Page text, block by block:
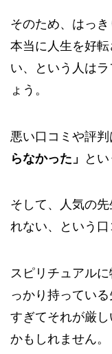
そのため、はっ
本当に人生を好
い、という人は
ょう。
悪い口コミや評判
らなかった」
と
そして、人気の
れない、という口
スピリチュアル
っかり持ってい
すぎてそれが厳
かもしれません。